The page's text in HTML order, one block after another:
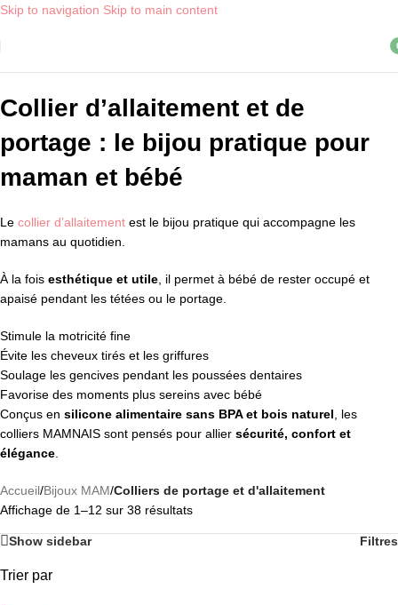
Skip to navigation Skip to main content
Collier d’allaitement et de
portage : le bijou pratique pour
maman et bébé
Le collier d’allaitement est le bijou pratique qui accompagne les
mamans au quotidien.
À la fois esthétique et utile , il permet à bébé de rester occupé et
apaisé pendant les tétées ou le portage.
Stimule la motricité fine
Évite les cheveux tirés et les griffures
Soulage les gencives pendant les poussées dentaires
Favorise des moments plus sereins avec bébé
Conçus en silicone alimentaire sans BPA et bois naturel , les
colliers MAMNAIS sont pensés pour allier sécurité, confort et
élégance
Accueil/Bijoux MAM/Colliers de portage et d'allaitement
Affichage de 1–12 sur 38 résultats
Show sidebar Filtres
Trier par